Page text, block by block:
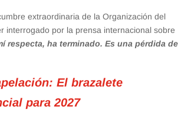
extraordinaria de la Organización del
interrogado por la prensa internacional sobre
respecta, ha terminado. Es una pérdida de
El brazalete
para 2027